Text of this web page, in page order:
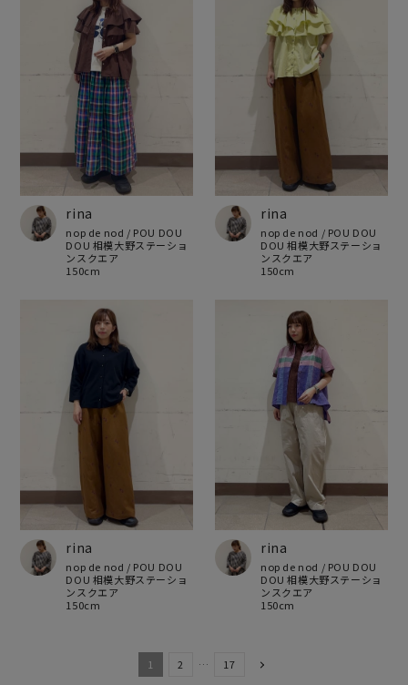
rina
nop de nod / POU DOU
DOU 相模大野ステーショ
ンスクエア
150cm
rina
nop de nod / POU DOU
DOU 相模大野ステーショ
ンスクエア
150cm
rina
nop de nod / POU DOU
DOU 相模大野ステーショ
ンスクエア
150cm
rina
nop de nod / POU DOU
DOU 相模大野ステーショ
ンスクエア
150cm
1 2 … 17